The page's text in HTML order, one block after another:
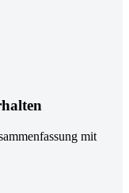
mit